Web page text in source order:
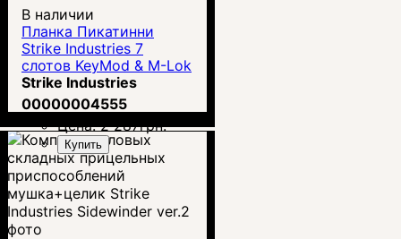
В наличии
Планка Пикатинни
Strike Industries 7
слотов KeyMod & M-Lok
(SI-LINK-RS-7-QD)
Strike Industries
00000004555
Цена:2 287грн.
Купить